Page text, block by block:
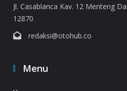
Jl. Casablanca Kav. 12 Menteng
12870
redaksi@otohub.co
Menu